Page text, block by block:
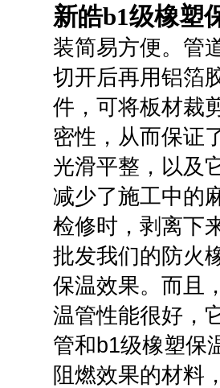
新皓b1级橡塑
装简易方便。管
切开后再用铝箔
件，可将板材裁
密性，从而保证
光滑平整，以及
减少了施工中的
检修时，剥离下
批发我们的防火
保温效果。而且
温管性能很好，
管和b1级橡塑保
阻燃效果的材料